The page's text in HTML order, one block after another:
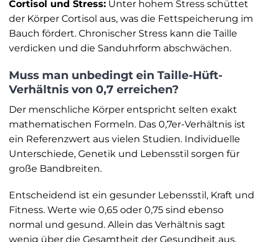
Cortisol und Stress: Unter hohem Stress schüttet
der Körper Cortisol aus, was die Fettspeicherung im
Bauch fördert. Chronischer Stress kann die Taille
verdicken und die Sanduhrform abschwächen.
Muss man unbedingt ein Taille-Hüft-
Verhältnis von 0,7 erreichen?
Der menschliche Körper entspricht selten exakt
mathematischen Formeln. Das 0,7er-Verhältnis ist
ein Referenzwert aus vielen Studien. Individuelle
Unterschiede, Genetik und Lebensstil sorgen für
große Bandbreiten.
Entscheidend ist ein gesunder Lebensstil, Kraft und
Fitness. Werte wie 0,65 oder 0,75 sind ebenso
normal und gesund. Allein das Verhältnis sagt
wenig über die Gesamtheit der Gesundheit aus.